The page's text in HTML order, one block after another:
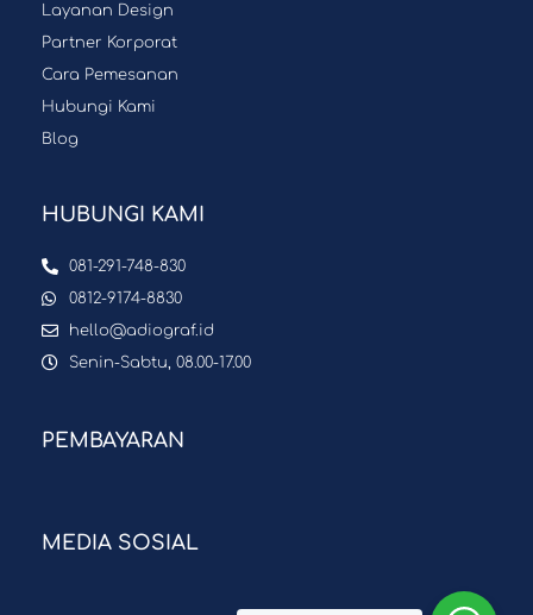
Layanan Design
Partner Korporat
Cara Pemesanan
Hubungi Kami
Blog
HUBUNGI KAMI
081-291-748-830
0812-9174-8830
hello@adiograf.id
Senin-Sabtu, 08.00-17.00
PEMBAYARAN
MEDIA SOSIAL